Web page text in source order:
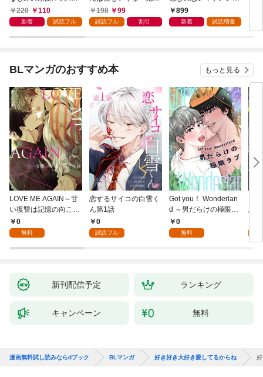
されたい act.1
220 110
新着 試読フル
司は私の専属セラピス
ト～ act.1
198 99
試読フル 割引
司と不感症OLの耽溺
性交治療～【コミック
899
新着 試読増量
BLマンガのおすすめ本 もっと見る
LOVE ME AGAIN～甘
い復讐は記憶の向こう
側～(1)
0
無料
恋するサイコの白雪く
ん第1話
0
試読フル
Got you！ Wonderlan
d ～男だらけの極限ラ
ブ～(1)
0
無料
鳥
新刊配信予定 ランキング
キャンペーン 無料
漫画無料試し読みならdブック BLマンガ 好き好き大好き愛してるからね